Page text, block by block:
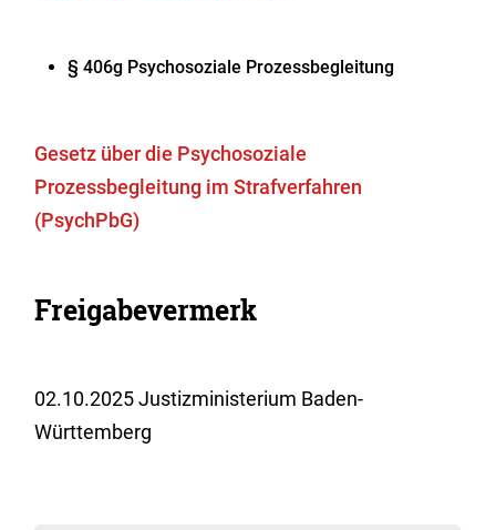
§ 406g Psychosoziale Prozessbegleitung
Gesetz über die Psychosoziale
Prozessbegleitung im Strafverfahren
(PsychPbG)
Freigabevermerk
02.10.2025 Justizministerium Baden-
Württemberg